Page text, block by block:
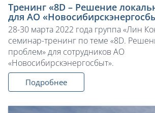
Тренинг «8D – Решение
для АО
28-30 марта 2022 года группа «Лин
семинар-тренинг по теме «8D.
проблем» для сотрудников АО
«Новосибирскэнергосбыт».
Подробнее